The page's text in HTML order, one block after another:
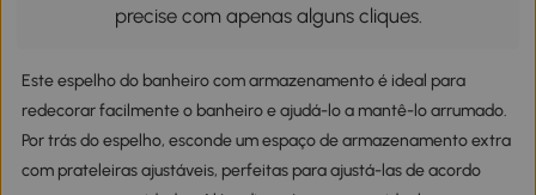
precise com apenas alguns cliques.
Este espelho do banheiro com armazenamento é ideal para
redecorar facilmente o banheiro e ajudá-lo a mantê-lo arrumado.
Por trás do espelho, esconde um espaço de armazenamento extra
com prateleiras ajustáveis, perfeitas para ajustá-las de acordo